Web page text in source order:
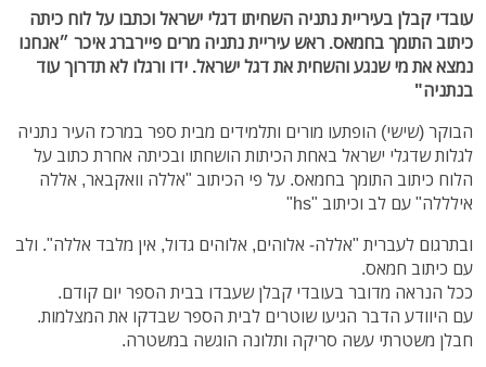
עובדי קבלן בעיריית נתניה השחיתו דגלי ישראל וכתבו על לוח כיתה
כיתוב התומך בחמאס. ראש עיריית נתניה מרים פיירברג איכר ״אנחנו
נמצא את מי שנגע והשחית את דגל ישראל. ידו ורגלו לא תדרוך עוד
בנתניה"
הבוקר (שישי) הופתעו מורים ותלמידים מבית ספר במרכז העיר נתניה
לגלות שדגלי ישראל באחת הכיתות הושחתו ובכיתה אחרת כתוב על
הלוח כיתוב התומך בחמאס. על פי הכיתוב "אללה וואקבאר, אללה
אילללה" עם לב וכיתוב "hs"
ובתרגום לעברית "אללה- אלוהים, אלוהים גדול, אין מלבד אללה". ולב
עם כיתוב חמאס.
ככל הנראה מדובר בעובדי קבלן שעבדו בבית הספר יום קודם.
עם היוודע הדבר הגיעו שוטרים לבית הספר שבדקו את המצלמות.
חבלן משטרתי עשה סריקה ותלונה הוגשה במשטרה.